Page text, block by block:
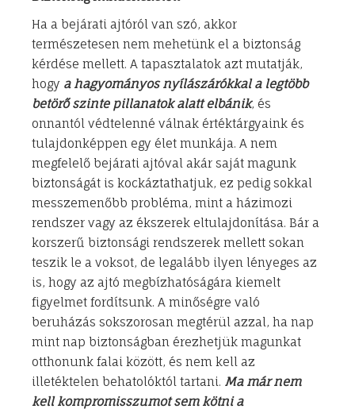
Ha a bejárati ajtóról van szó, akkor
természetesen nem mehetünk el a biztonság
kérdése mellett. A tapasztalatok azt mutatják,
hogy a hagyományos nyílászárókkal a legtöbb
betörő szinte pillanatok alatt elbánik, és
onnantól védtelenné válnak értéktárgyaink és
tulajdonképpen egy élet munkája. A nem
megfelelő bejárati ajtóval akár saját magunk
biztonságát is kockáztathatjuk, ez pedig sokkal
messzemenőbb probléma, mint a házimozi
rendszer vagy az ékszerek eltulajdonítása. Bár a
korszerű biztonsági rendszerek mellett sokan
teszik le a voksot, de legalább ilyen lényeges az
is, hogy az ajtó megbízhatóságára kiemelt
figyelmet fordítsunk. A minőségre való
beruházás sokszorosan megtérül azzal, ha nap
mint nap biztonságban érezhetjük magunkat
otthonunk falai között, és nem kell az
illetéktelen behatolóktól tartani. Ma már nem
kell kompromisszumot sem kötni a